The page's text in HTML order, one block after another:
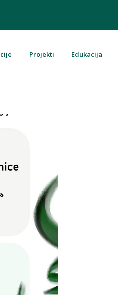
Projekti Edukacija